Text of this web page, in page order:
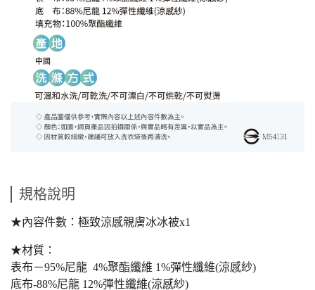
規格說明
★內容件數：極致涼感親膚冰冰被x1
★材質：
表布－95%尼龍 4%聚酯纖維 1%彈性纖維(涼感紗)
底布-88%尼龍 12%彈性纖維(涼感紗)